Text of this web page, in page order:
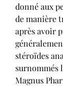
donné aux
de manière
après avoir
stéroïdes
surnommés
Magnus